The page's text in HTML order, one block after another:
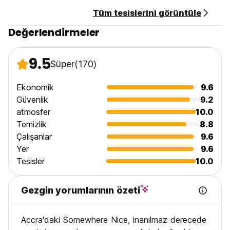
Tüm tesislerini görüntüle
Değerlendirmeler
9.5Süper(170)
Ekonomik
9.6
Güvenlik
9.2
atmosfer
10.0
Temizlik
8.8
Çalışanlar
9.6
Yer
9.6
Tesisler
10.0
Gezgin yorumlarının özeti
Accra'daki Somewhere Nice, inanılmaz derecede